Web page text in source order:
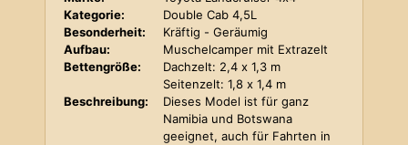
Kategorie:
Double Cab 4,5L
Besonderheit:
Kräftig - Geräumig
Aufbau:
Muschelcamper mit Extrazelt
Bettengröße:
Dachzelt: 2,4 x 1,3 m
Seitenzelt: 1,8 x 1,4 m
Beschreibung:
Dieses Model ist für ganz
Namibia und Botswana
geeignet, auch für Fahrten in